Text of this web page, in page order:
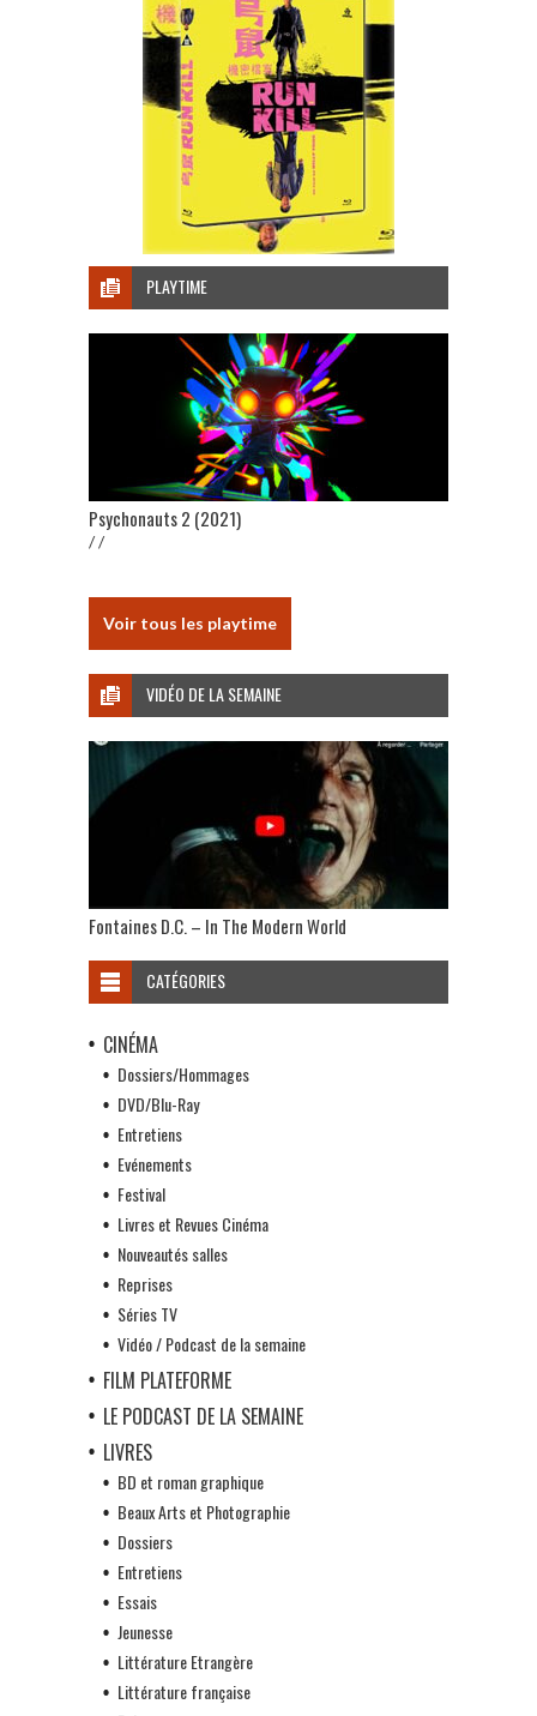
PLAYTIME
Psychonauts 2 (2021)
/ /
Voir tous les playtime
VIDÉO DE LA SEMAINE
Fontaines D.C. – In The Modern World
CATÉGORIES
CINÉMA
Dossiers/Hommages
DVD/Blu-Ray
Entretiens
Evénements
Festival
Livres et Revues Cinéma
Nouveautés salles
Reprises
Séries TV
Vidéo / Podcast de la semaine
FILM PLATEFORME
LE PODCAST DE LA SEMAINE
LIVRES
BD et roman graphique
Beaux Arts et Photographie
Dossiers
Entretiens
Essais
Jeunesse
Littérature Etrangère
Littérature française